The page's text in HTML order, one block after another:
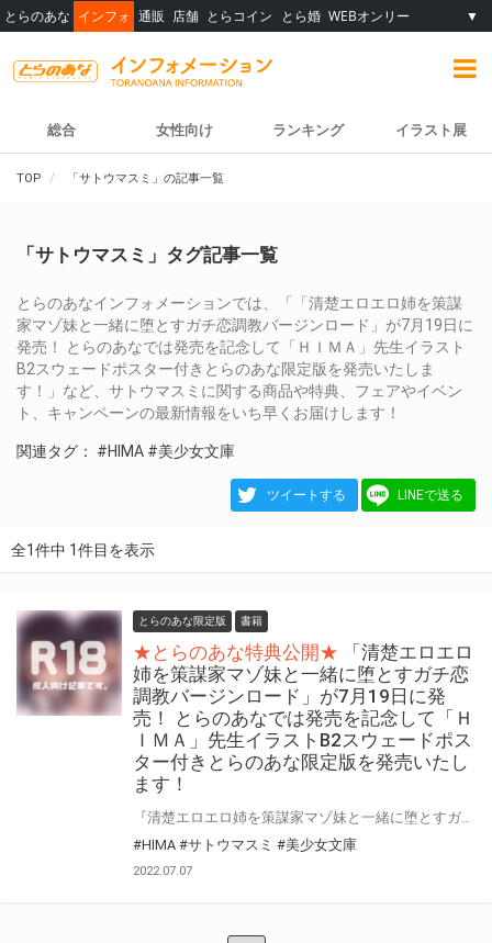
とらのあな インフォ 通販 店舗 とらコイン とら婚 WEBオンリー ▼
総合 女性向け ランキング イラスト展
TOP 「サトウマスミ」の記事一覧
「サトウマスミ」タグ記事一覧
とらのあなインフォメーションでは、「「清楚エロエロ姉を策謀
家マゾ妹と一緒に堕とすガチ恋調教バージンロード」が7月19日に
発売！ とらのあなでは発売を記念して「ＨＩＭＡ」先生イラスト
B2スウェードポスター付きとらのあな限定版を発売いたしま
す！」など、サトウマスミに関する商品や特典、フェアやイベン
ト、キャンペーンの最新情報をいち早くお届けします！
関連タグ： #HIMA #美少女文庫
ツイートする LINEで送る
全1件中 1件目を表示
とらのあな限定版 書籍
★とらのあな特典公開★
「清楚エロエロ
姉を策謀家マゾ妹と一緒に堕とすガチ恋
調教バージンロード」が7月19日に発
売！ とらのあなでは発売を記念して「Ｈ
ＩＭＡ」先生イラストB2スウェードポス
ター付きとらのあな限定版を発売いたし
ます！
#HIMA #サトウマスミ #美少女文庫
2022.07.07